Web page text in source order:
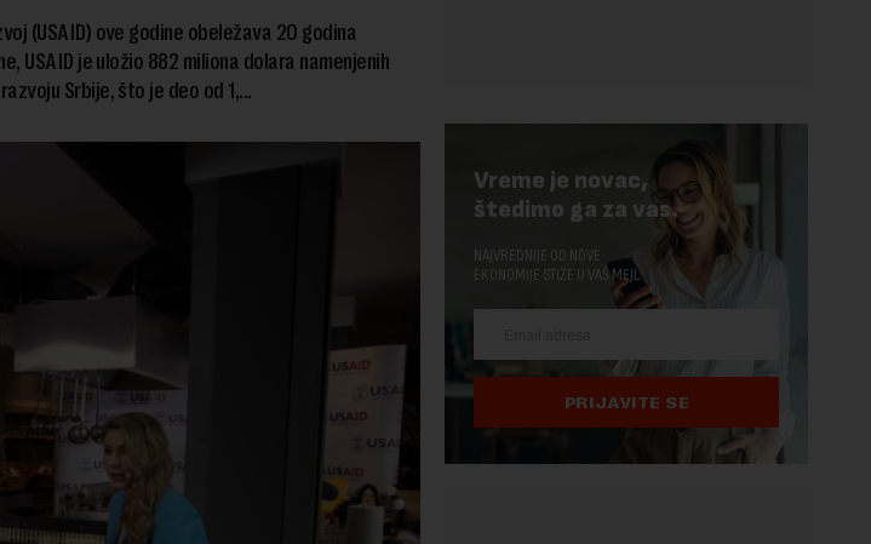
(USAID) ove godine obeležava 20 godina
USAID je uložio 882 miliona dolara namenjenih
Srbije, što je deo od 1,...
Vreme je novac,
štedimo ga za vas.
NAJVREDNIJE OD NOVE
EKONOMIJE STIŽE U VAŠ MEJL.
PRIJAVITE SE